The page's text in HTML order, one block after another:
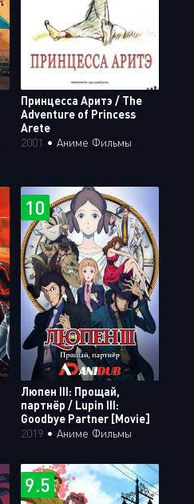
Принцесса Аритэ / The
Adventure of Princess
Arete
2001 • Аниме Фильмы
10
Люпен III: Прощай,
партнёр / Lupin III:
Goodbye Partner [Movie]
2019 • Аниме Фильмы
9.5